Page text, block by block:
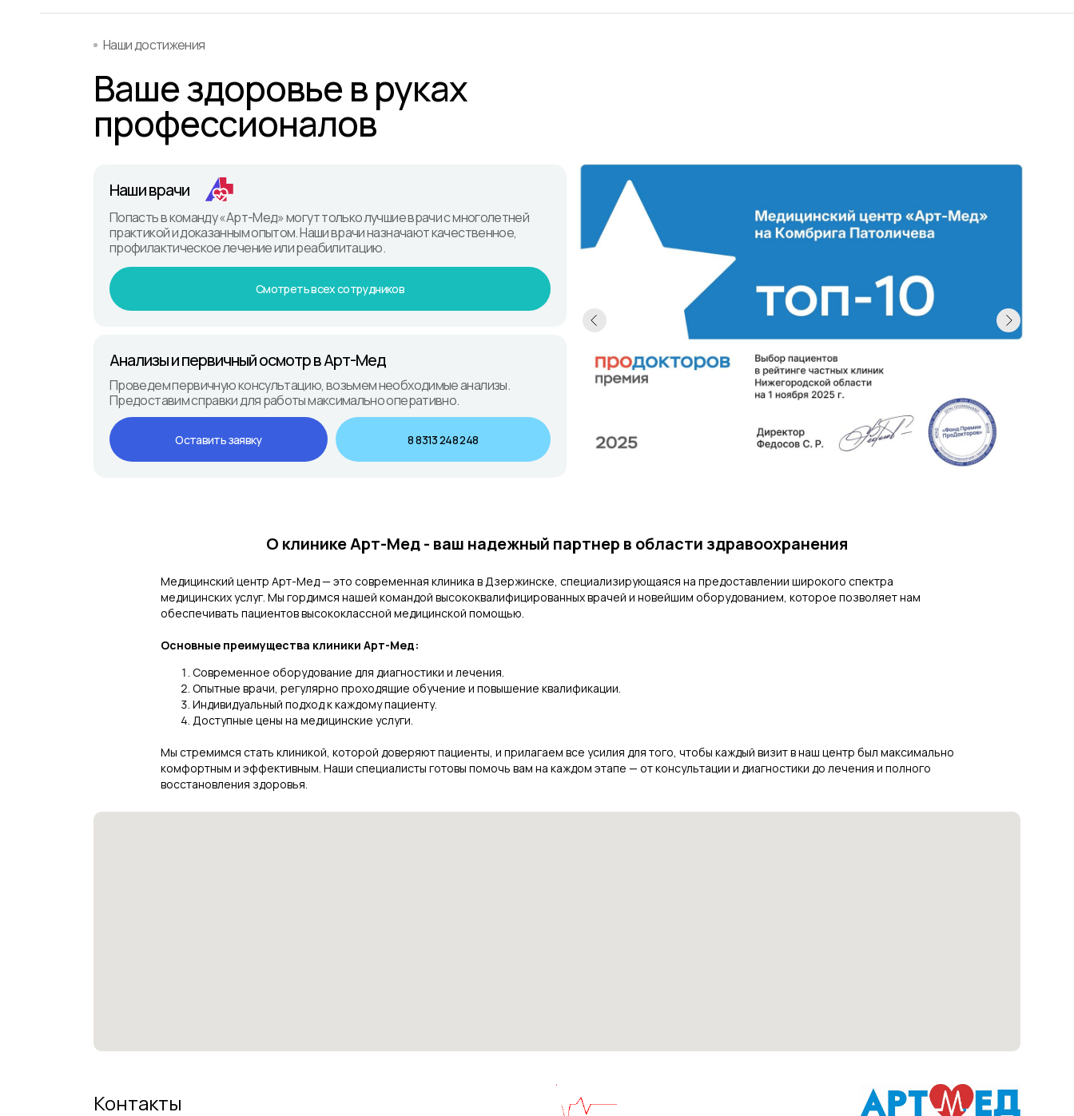
Ваше здоровье в руках
профессионалов
8 8313 248 248
Оставить заявку
Наши достижения
Анализы и первичный осмотр в Арт-Мед
Проведем первичную консультацию, возьмем необходимые анализы.
Предоставим справки для работы максимально оперативно.
Наши врачи
Попасть в команду «Арт-Мед» могут только лучшие врачи с многолетней
практикой и доказанным опытом. Наши врачи назначают качественное,
профилактическое лечение или реабилитацию.
Смотреть всех сотрудников
О клинике Арт-Мед - ваш надежный партнер в области здравоохранения
Медицинский центр Арт-Мед — это современная клиника в Дзержинске, специализирующаяся на предоставлении широкого спектра
медицинских услуг. Мы гордимся нашей командой высококвалифицированных врачей и новейшим оборудованием, которое позволяет нам
обеспечивать пациентов высококлассной медицинской помощью.
Основные преимущества клиники Арт-Мед:
Современное оборудование для диагностики и лечения.
Опытные врачи, регулярно проходящие обучение и повышение квалификации.
Индивидуальный подход к каждому пациенту.
Доступные цены на медицинские услуги.
Мы стремимся стать клиникой, которой доверяют пациенты, и прилагаем все усилия для того, чтобы каждый визит в наш центр был максимально
комфортным и эффективным. Наши специалисты готовы помочь вам на каждом этапе — от консультации и диагностики до лечения и полного
восстановления здоровья.
Контакты